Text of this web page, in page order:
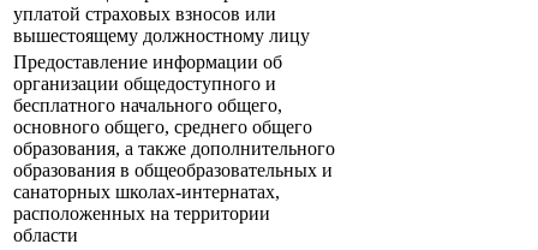
уплатой страховых взносов или
вышестоящему должностному лицу
Предоставление информации об
организации общедоступного и
бесплатного начального общего,
основного общего, среднего общего
образования, а также дополнительного
образования в общеобразовательных и
санаторных школах-интернатах,
расположенных на территории
области